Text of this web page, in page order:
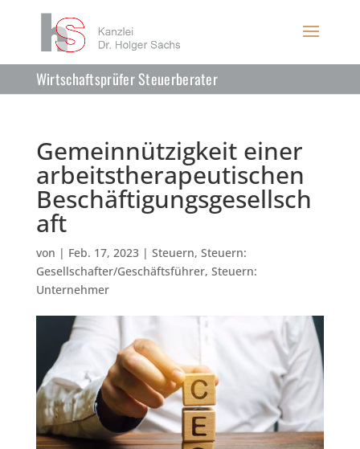
Wirtschaftsprüfer Steuerberater
Gemeinnützigkeit einer
arbeitstherapeutischen
Beschäftigungsgesellsch
aft
von | Feb. 17, 2023| Steuern, Steuern:
Gesellschafter/Geschäftsführer, Steuern:
Unternehmer